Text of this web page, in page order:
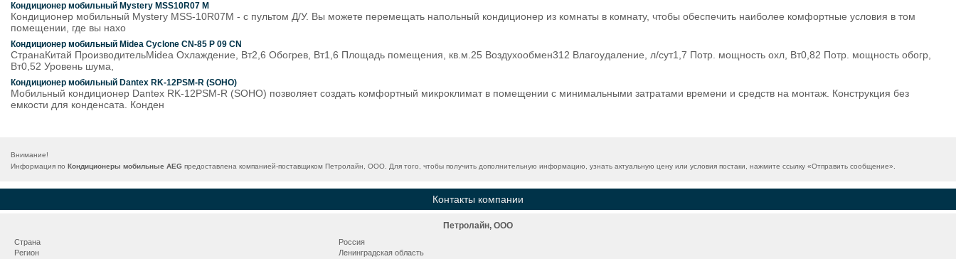
Кондиционер мобильный Mystery MSS10R07 M
Кондиционер мобильный Mystery MSS-10R07M - с пультом Д/У. Вы можете перемещать напольный кондиционер из комнаты в комнату, чтобы обеспечить наиболее комфортные условия в том
помещении, где вы нахо
Кондиционер мобильный Midea Cyclone CN-85 P 09 CN
СтранаКитай ПроизводительMidea Охлаждение, Вт2,6 Обогрев, Вт1,6 Площадь помещения, кв.м.25 Воздухообмен312 Влагоудаление, л/сут1,7 Потр. мощность охл, Вт0,82 Потр. мощность обогр,
Вт0,52 Уровень шума,
Кондиционер мобильный Dantex RK-12PSM-R (SOHO)
Мобильный кондиционер Dantex RK-12PSM-R (SOHO) позволяет создать комфортный микроклимат в помещении с минимальными затратами времени и средств на монтаж. Конструкция без
емкости для конденсата. Конден
Внимание!
Информация по Кондиционеры мобильные AEG предоставлена компанией-поставщиком Петролайн, ООО. Для того, чтобы получить дополнительную информацию, узнать актуальную цену или условия постаки, нажмите ссылку «Отправить сообщение».
Контакты компании
Петролайн, ООО
Страна
Россия
Регион
Ленинградская область